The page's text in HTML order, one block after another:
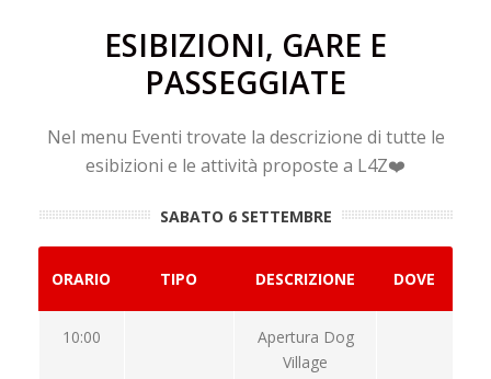
ESIBIZIONI, GARE E
PASSEGGIATE
Nel menu Eventi trovate la descrizione di tutte le
esibizioni e le attività proposte a L4Z❤️
SABATO 6 SETTEMBRE
ORARIO TIPO DESCRIZIONE DOVE
10:00
Apertura Dog
Village